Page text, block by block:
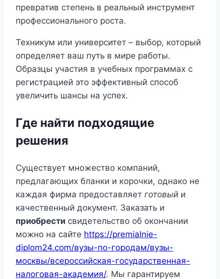
превратив степень в реальный инструмент
профессионального роста.
Техникум или университет – выбор, который
определяет ваш путь в мире работы.
Образцы участия в учебных программах с
регистрацией это эффективный способ
увеличить шансы на успех.
Где найти подходящие
решения
Существует множество компаний,
предлагающих бланки и корочки, однако не
каждая фирма предоставляет готовый и
качественный документ. Заказать и
приобрести свидетельство об окончании
можно на сайте https://premialnie-
diplom24.com/вузы-по-городам/вузы-
москвы/всероссийская-государственная-
налоговая-академия/. Мы гарантируем